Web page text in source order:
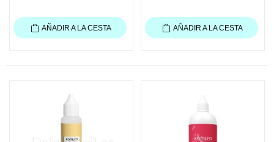
AÑADIR A LA CESTA AÑADIR A LA CESTA